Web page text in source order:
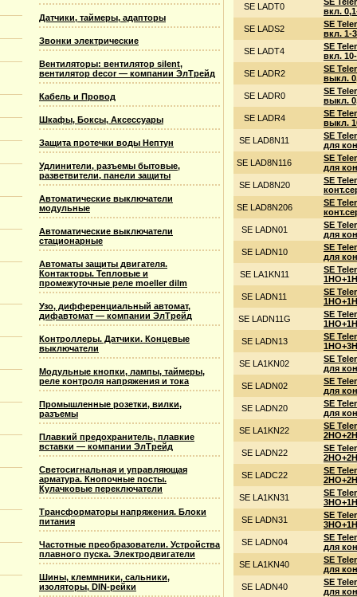
Датчики, таймеры, адапторы
Звонки электрические
Вентиляторы: вентилятор silent,
вентилятор decor — компании ЭлТрейд
Кабель и Провод
Шкафы, Боксы, Аксессуары
Защита протечки воды Нептун
Удлинители, разъемы бытовые,
разветвители, панели защиты
Автоматические выключатели
модульные
Автоматические выключатели
стационарные
Автоматы защиты двигателя.
Контакторы. Тепловые и
промежуточные реле moeller dilm
Узо, дифференциальный автомат,
дифавтомат — компании ЭлТрейд
Контроллеры. Датчики. Концевые
выключатели
Модульные кнопки, лампы, таймеры,
реле контроля напряжения и тока
Промышленные розетки, вилки,
разъемы
Плавкий предохранитель, плавкие
вставки — компании ЭлТрейд
Светосигнальная и управляющая
арматура. Кнопочные посты.
Кулачковые переключатели
Трансформаторы напряжения. Блоки
питания
Частотные преобразователи. Устройства
плавного пуска. Электродвигатели
Шины, клеммники, сальники,
изоляторы, DIN-рейки
SE LADT0
вкл.
SE LADS2
SE
вкл. 1-
SE LADT4
SE
вкл.
SE LADR2
SE
выкл.
SE LADR0
SE
выкл.
SE LADR4
SE
выкл.
SE LAD8N11
SE
для
SE LAD8N116
SE
для
SE LAD8N20
SE
SE LAD8N206
SE
SE LADN01
SE
для
SE LADN10
SE
для
SE LA1KN11
SE
SE LADN11
SE
SE LADN11G
SE
SE LADN13
SE
SE LA1KN02
SE
для
SE LADN02
SE
для
SE LADN20
SE
для
SE LA1KN22
SE
SE LADN22
SE
SE LADC22
SE
SE LA1KN31
SE
SE LADN31
SE
SE LADN04
SE
для
SE LA1KN40
SE
для
SE LADN40
SE
для